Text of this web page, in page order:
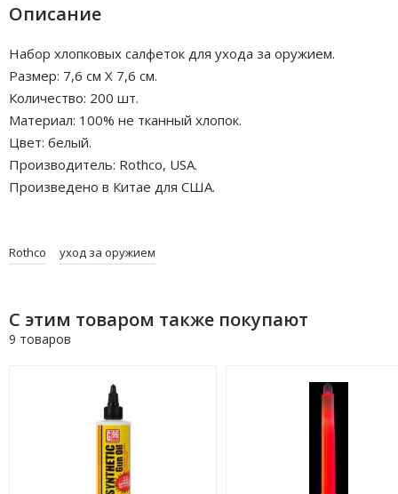
Описание
Набор хлопковых салфеток для ухода за оружием.
Размер: 7,6 см Х 7,6 см.
Количество: 200 шт.
Материал: 100% не тканный хлопок.
Цвет: белый.
Производитель: Rothco, USA.
Произведено в Китае для США.
Rothco уход за оружием
С этим товаром также покупают
9 товаров